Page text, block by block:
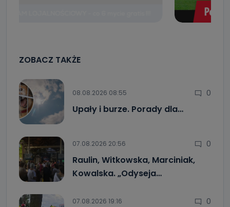
ZOBACZ TAKŻE
08.08.2026 08:55 0
Upały i burze. Porady dla…
07.08.2026 20:56 0
Raulin, Witkowska, Marciniak,
Kowalska. „Odyseja…
07.08.2026 19:16 0